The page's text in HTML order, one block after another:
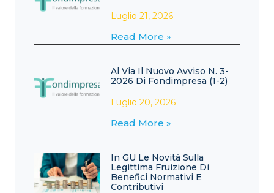
Luglio 21, 2026
Read More »
Al Via Il Nuovo Avviso N. 3-
2026 Di Fondimpresa (1-2)
Luglio 20, 2026
Read More »
In GU Le Novità Sulla
Legittima Fruizione Di
Benefici Normativi E
Contributivi